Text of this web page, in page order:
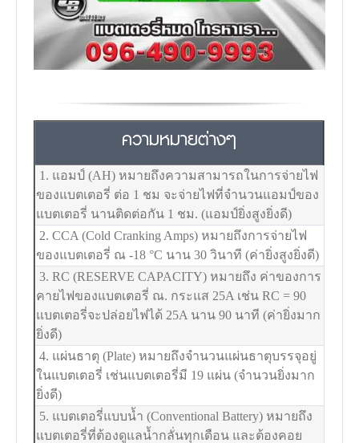
ความหมายต่างๆ
1. แอมป์ (AH) หมายถึงความสามารถในการจ่ายไฟ
ของแบตเตอรี่ ต่อ 1 ชม จะจ่ายไฟที่จำนวนแอมป์ของ
แบตเตอรี่ นานติดต่อกัน 1 ชม. (แอมป์ยิ่งสูงยิ่งดี)
2. CCA (Cold Cranking Amps) หมายถึงการจ่ายไฟ
ของแบตเตอรี่ ณ -18 °C นาน 30 วินาที (ค่ายิ่งสูงยิ่งดี)
3. RC (RESERVE CAPACITY) หมายถึง ค่าของการ
คายไฟของแบตเตอรี่ ณ. กระแส 25A เช่น RC = 90
แบตเตอรี่จะปล่อยไฟได้ 25A นาน 90 นาที (ค่ายิ่งมาก
ยิ่งดี)
4. แผ่นธาตุ (Plate) หมายถึงจำนวนแผ่นธาตุบรรจุอยู่
ในแบตเตอรี่ เช่นแบตเตอรี่มี 19 แผ่น (จำนวนยิ่งมาก
ยิ่งดี)
5. แบตเตอรี่แบบน้ำ (Conventional Battery) หมายถึง
แบตเตอรี่ที่ต้องดูแลน้ำกลั่นทุกเดือน และต้องคอย